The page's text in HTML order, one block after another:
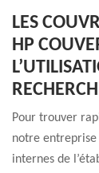
LES
HP
Pour trouver
notre entreprise
internes de